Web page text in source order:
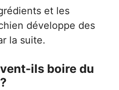
et les
développe des
la suite.
ils boire du